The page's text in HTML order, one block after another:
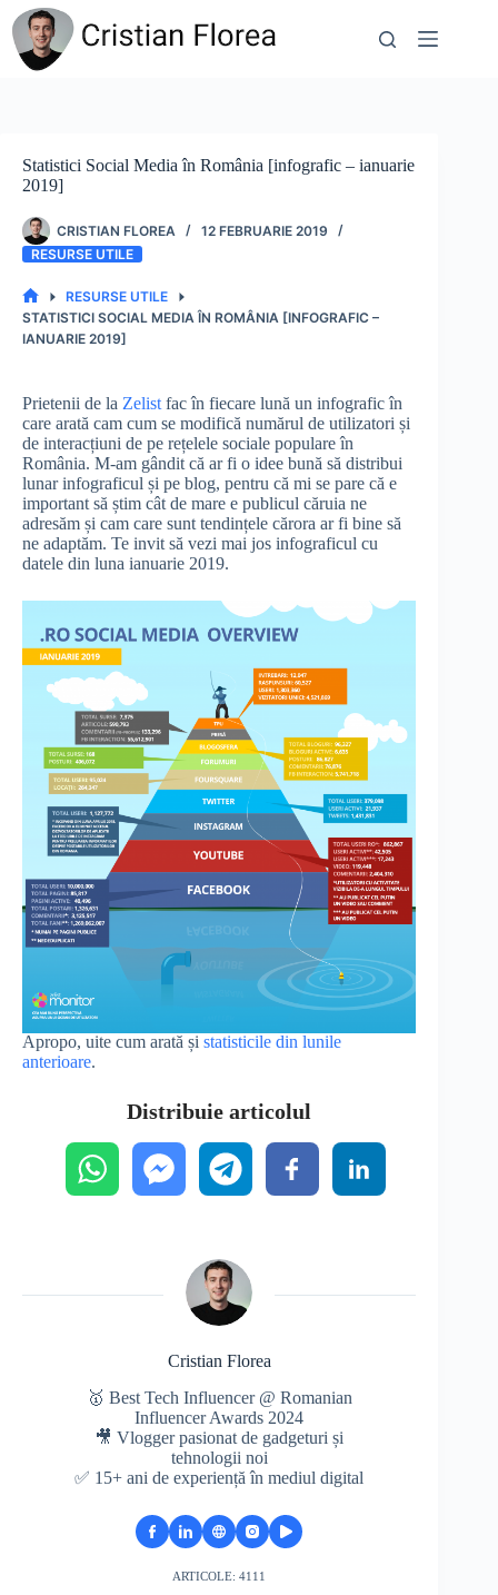
Sari
conținut
Statistici Social Media în România [infografic – ianuarie
2019]
CRISTIAN FLOREA
12 FEBRUARIE 2019
RESURSE UTILE
PRIMA
PAGINĂ
RESURSE UTILE
STATISTICI SOCIAL MEDIA ÎN ROMÂNIA [INFOGRAFIC –
IANUARIE 2019]
Prietenii de la Zelist fac în fiecare lună un infografic în
care arată cam cum se modifică numărul de utilizatori și
de interacțiuni de pe rețelele sociale populare în
România. M-am gândit că ar fi o idee bună să distribui
lunar infograficul și pe blog, pentru că mi se pare că e
important să știm cât de mare e publicul căruia ne
adresăm și cam care sunt tendințele cărora ar fi bine să
ne adaptăm. Te invit să vezi mai jos infograficul cu
datele din luna ianuarie 2019.
Apropo, uite cum arată și statisticile din lunile
anterioare.
Distribuie articolul
Cristian Florea
🥇 Best Tech Influencer @ Romanian
Influencer Awards 2024
🎥 Vlogger pasionat de gadgeturi și
tehnologii noi
✅ 15+ ani de experiență în mediul digital
ARTICOLE: 4111